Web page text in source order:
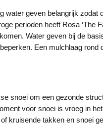
water geven belangrijk zodat
perioden heeft Rosa ‘The
Water geven bij de
Een mulchlaag
snoei om een gezonde
voor snoei is vroeg in
kruisende takken en snoei